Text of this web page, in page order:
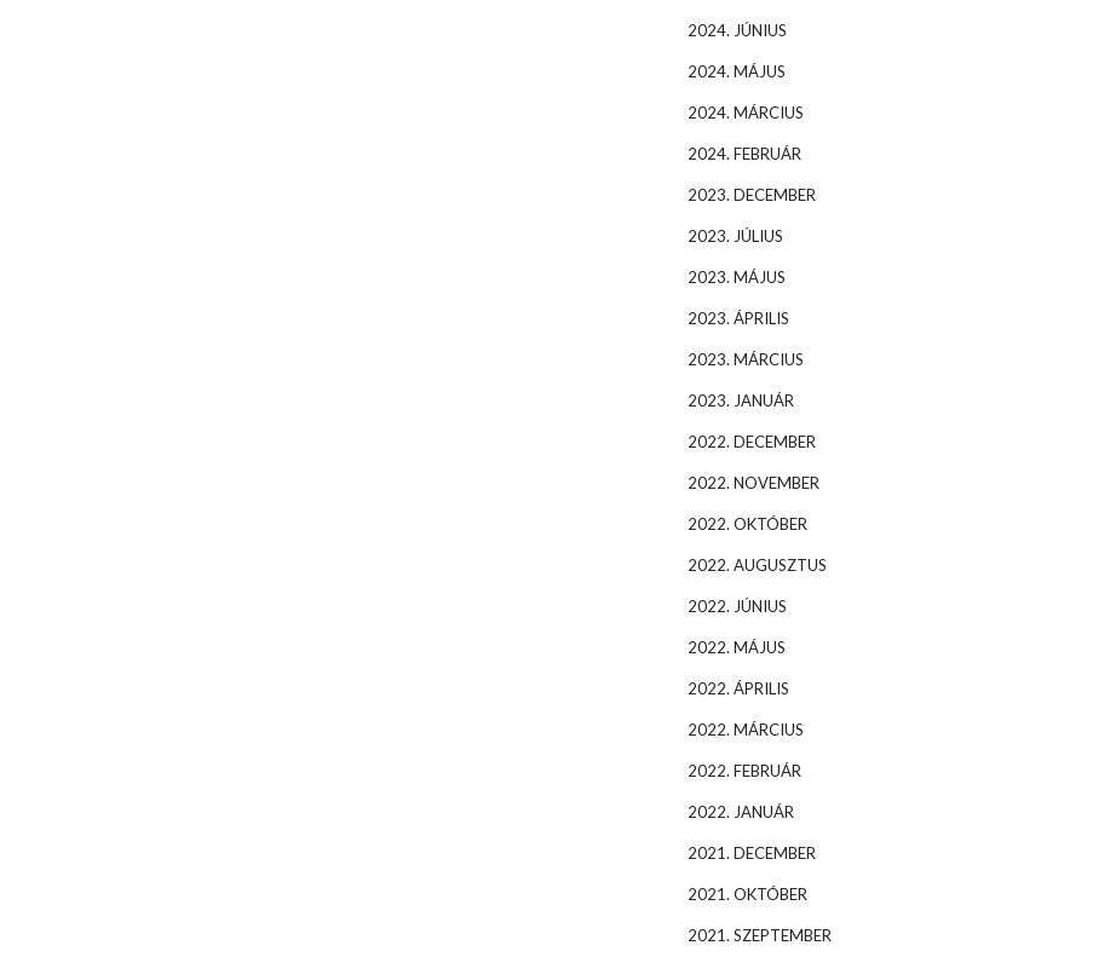
2024. JÚNIUS
2024. MÁJUS
2024. MÁRCIUS
2024. FEBRUÁR
2023. DECEMBER
2023. JÚLIUS
2023. MÁJUS
2023. ÁPRILIS
2023. MÁRCIUS
2023. JANUÁR
2022. DECEMBER
2022. NOVEMBER
2022. OKTÓBER
2022. AUGUSZTUS
2022. JÚNIUS
2022. MÁJUS
2022. ÁPRILIS
2022. MÁRCIUS
2022. FEBRUÁR
2022. JANUÁR
2021. DECEMBER
2021. OKTÓBER
2021. SZEPTEMBER